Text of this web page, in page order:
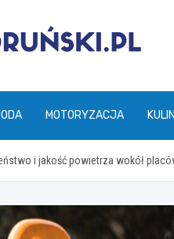
MOTORYZACJA
i jakość powietrza wokół